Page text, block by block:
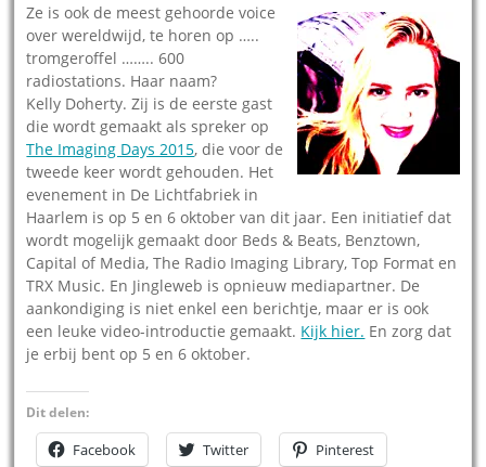
Ze is ook de meest gehoorde voice
over wereldwijd, te horen op …..
tromgeroffel …….. 600
radiostations. Haar naam?
Kelly Doherty. Zij is de eerste gast
die wordt gemaakt als spreker op
The Imaging Days 2015, die voor de
tweede keer wordt gehouden. Het
evenement in De Lichtfabriek in
Haarlem is op 5 en 6 oktober van dit jaar. Een initiatief dat
wordt mogelijk gemaakt door Beds & Beats, Benztown,
Capital of Media, The Radio Imaging Library, Top Format en
TRX Music. En Jingleweb is opnieuw mediapartner. De
aankondiging is niet enkel een berichtje, maar er is ook
een leuke video-introductie gemaakt. Kijk hier. En zorg dat
je erbij bent op 5 en 6 oktober.
Dit delen:
Facebook Twitter Pinterest